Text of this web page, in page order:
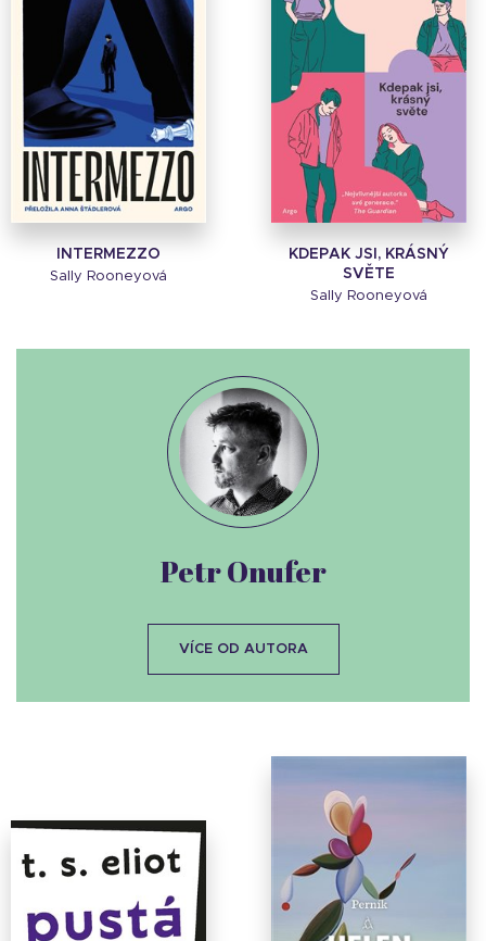
INTERMEZZO
Sally Rooneyová
KDEPAK JSI, KRÁSNÝ
SVĚTE
Sally Rooneyová
Petr Onufer
VÍCE OD AUTORA